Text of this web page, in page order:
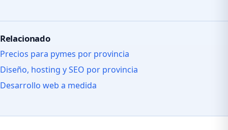
Relacionado
Precios para pymes por provincia
Diseño, hosting y SEO por provincia
Desarrollo web a medida